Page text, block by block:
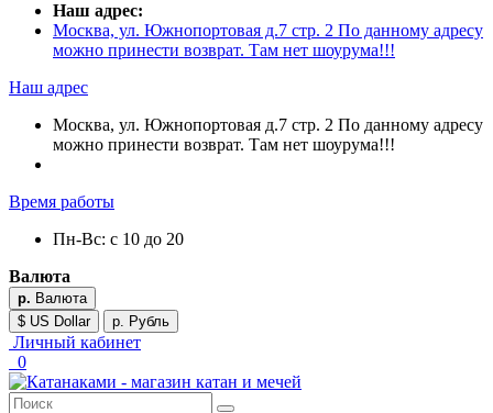
Наш адрес:
Москва, ул. Южнопортовая д.7 стр. 2 По данному адресу
можно принести возврат. Там нет шоурума!!!
Наш адрес
Москва, ул. Южнопортовая д.7 стр. 2 По данному адресу
можно принести возврат. Там нет шоурума!!!
Время работы
Пн-Вс: с 10 до 20
Валюта
р. Валюта
$ US Dollar
р. Рубль
Личный кабинет
0